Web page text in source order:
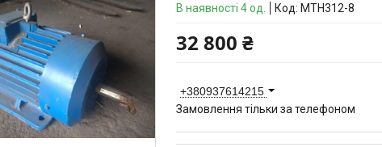
В наявності 4 од. Код: МТН312-8
32 800 ₴
+380937614215
Замовлення тільки за телефоном